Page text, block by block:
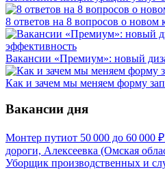
8 ответов на 8 вопросов о новом
Вакансии «Премиум»: новый
Как и зачем мы меняем форму
Вакансии дня
Монтер путиот 50 000 до 60 000 ₽
дороги, Алексеевка (Омская
Уборщик производственных и